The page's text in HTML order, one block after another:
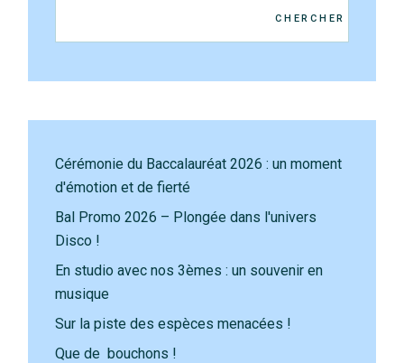
CHERCHER
Cérémonie du Baccalauréat 2026 : un moment
d'émotion et de fierté
Bal Promo 2026 – Plongée dans l'univers
Disco !
En studio avec nos 3èmes : un souvenir en
musique
Sur la piste des espèces menacées !
Que de bouchons !